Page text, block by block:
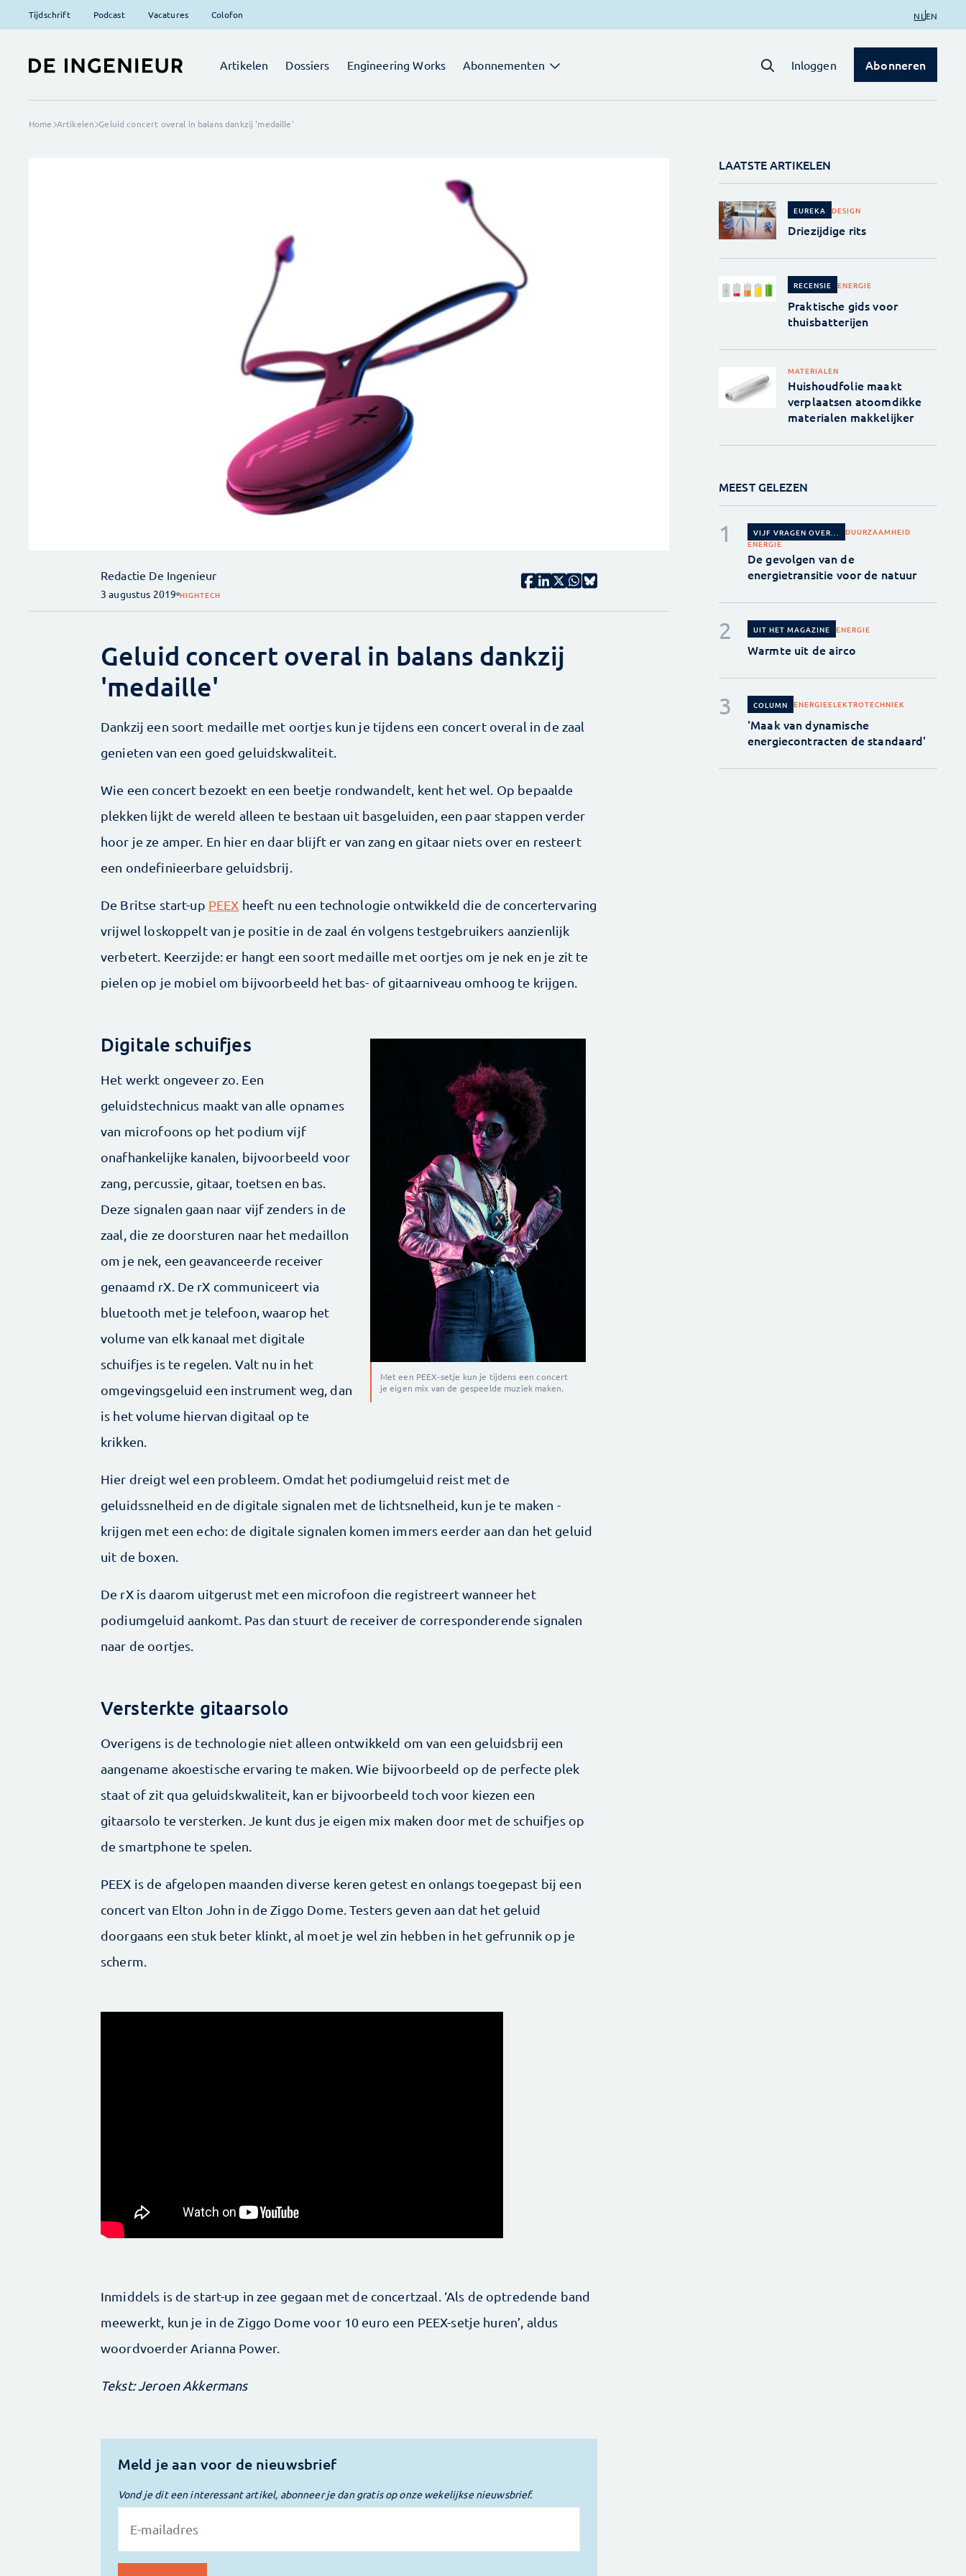
Tijdschrift Podcast Vacatures Colofon NL EN
Artikelen Dossiers Engineering Works Abonnementen Inloggen Abonneren
Home Artikelen Geluid concert overal in balans dankzij 'medaille'
Redactie De Ingenieur
3 augustus 2019 HIGHTECH
Geluid concert overal in balans dankzij
'medaille'
Dankzij een soort medaille met oortjes kun je tijdens een concert overal in de zaal
genieten van een goed geluidskwaliteit.
Wie een concert bezoekt en een beetje rondwandelt, kent het wel. Op bepaalde
plekken lijkt de wereld alleen te bestaan uit basgeluiden, een paar stappen verder
hoor je ze amper. En hier en daar blijft er van zang en gitaar niets over en ­resteert
een ondefinieerbare geluidsbrij.
De Britse start-up PEEX heeft nu een technologie ontwikkeld die de concertervaring
vrijwel los­koppelt van je positie in de zaal én volgens test­gebruikers aanzienlijk
verbetert. Keerzijde: er hangt een soort medaille met oortjes om je nek en je zit te
pielen op je mobiel om bijvoorbeeld het bas- of gitaarniveau omhoog te krijgen.
Met een PEEX-setje kun je tijdens een concert
je eigen mix van de gespeelde muziek maken.
Digitale schuifjes
Het werkt ongeveer zo. Een
geluidstechnicus maakt van alle opnames
van microfoons op het podium vijf
onafhankelijke kanalen, bijvoorbeeld voor
zang, percussie, gitaar, toetsen en bas.
Deze signalen gaan naar vijf zenders in de
zaal, die ze doorsturen naar het medaillon
om je nek, een geavanceerde receiver
genaamd rX. De rX communiceert via
bluetooth met je telefoon, waarop het
volume van elk kanaal met digitale
schuifjes is te regelen. Valt nu in het
omgevingsgeluid een instrument weg, dan
is het volume hiervan digitaal op te
krikken.
Hier dreigt wel een probleem. Omdat het podiumgeluid reist met de
geluidssnelheid en de digitale signalen met de lichtsnelheid, kun je te maken ­
krijgen met een echo: de digitale signalen komen immers eerder aan dan het geluid
uit de boxen.
De rX is daarom uitgerust met een microfoon die registreert wanneer het
podiumgeluid aankomt. Pas dan stuurt de receiver de corresponderende signalen
naar de oortjes.
Versterkte gitaarsolo
Overigens is de technologie niet alleen ontwikkeld om van een geluidsbrij een
aangename akoestische ervaring te maken. Wie bijvoorbeeld op de perfecte plek
staat of zit qua geluidskwaliteit, kan er bijvoorbeeld toch voor kiezen een
gitaarsolo te versterken. Je kunt dus je eigen mix maken door met de schuifjes op
de smartphone te spelen.
PEEX is de afgelopen maanden diverse keren getest en onlangs toegepast bij een
concert van Elton John in de Ziggo Dome. Testers geven aan dat het geluid
doorgaans een stuk beter klinkt, al moet je wel zin hebben in het gefrunnik op je
scherm.
Inmiddels is de start-up in zee gegaan met de concertzaal. ‘Als de optredende band
meewerkt, kun je in de Ziggo Dome voor 10 euro een PEEX-setje huren’, aldus
woordvoerder Arianna Power.
Tekst: Jeroen Akkermans
Meld je aan voor de nieuwsbrief
Vond je dit een interessant artikel, abonneer je dan gratis op onze wekelijkse nieuwsbrief.
LAATSTE ARTIKELEN
EUREKA DESIGN
Driezijdige rits
RECENSIE ENERGIE
Praktische gids voor
thuisbatterijen
MATERIALEN
Huishoudfolie maakt
verplaatsen atoomdikke
materialen makkelijker
MEEST GELEZEN
VIJF VRAGEN OVER...
DUURZAAMHEID
ENERGIE
De gevolgen van de
energietransitie voor de natuur
UIT HET MAGAZINE ENERGIE
Warmte uit de airco
COLUMN ENERGIEELEKTROTECHNIEK
'Maak van dynamische
energiecontracten de standaard'